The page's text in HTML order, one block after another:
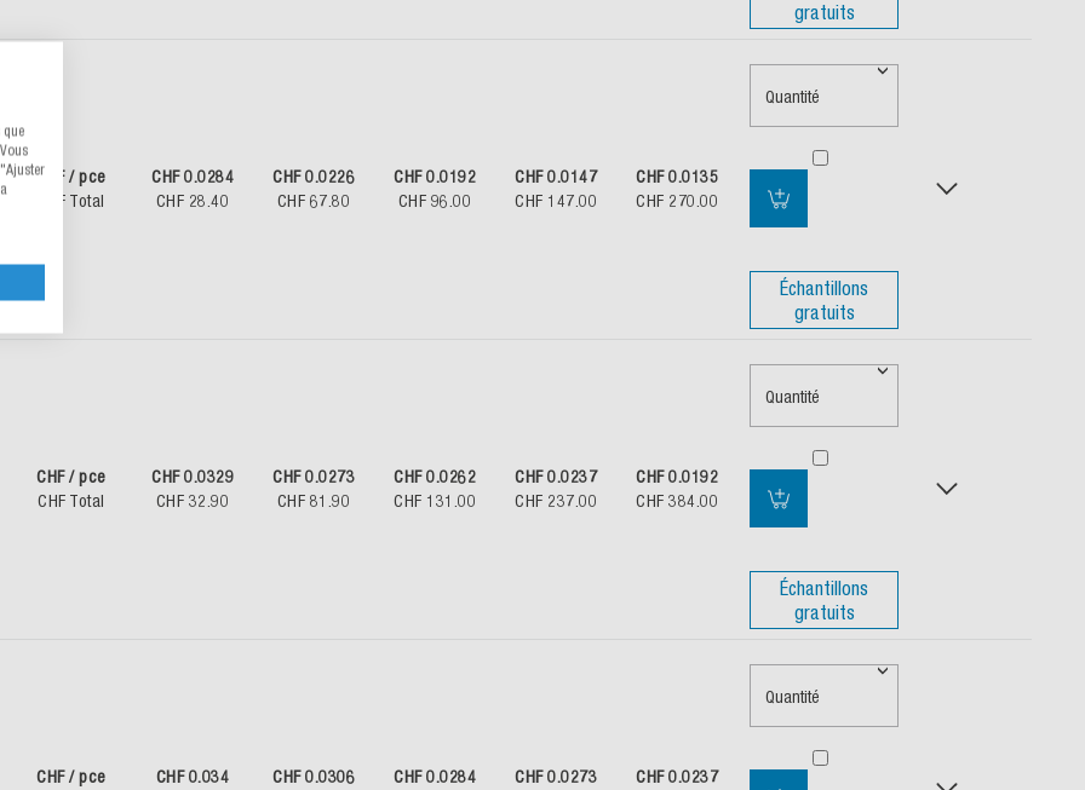
gratuits
CHF / pce
CHF Total
CHF 0.0284
CHF 28.40
CHF 0.0226
CHF 67.80
CHF 0.0192
CHF 96.00
CHF 0.0147
CHF 147.00
CHF 0.0135
CHF 270.00
Quantité
Échantillons
gratuits
CHF / pce
CHF Total
CHF 0.0329
CHF 32.90
CHF 0.0273
CHF 81.90
CHF 0.0262
CHF 131.00
CHF 0.0237
CHF 237.00
CHF 0.0192
CHF 384.00
Quantité
Échantillons
gratuits
CHF / pce
CHF 0.034
CHF 0.0306
CHF 0.0284
CHF 0.0273
CHF 0.0237
Quantité
que